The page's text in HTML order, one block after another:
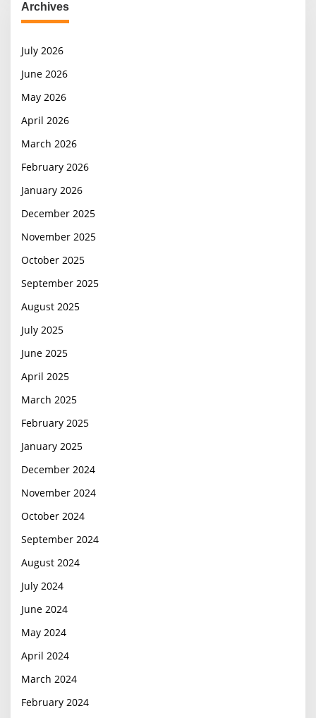
Archives
July 2026
June 2026
May 2026
April 2026
March 2026
February 2026
January 2026
December 2025
November 2025
October 2025
September 2025
August 2025
July 2025
June 2025
April 2025
March 2025
February 2025
January 2025
December 2024
November 2024
October 2024
September 2024
August 2024
July 2024
June 2024
May 2024
April 2024
March 2024
February 2024